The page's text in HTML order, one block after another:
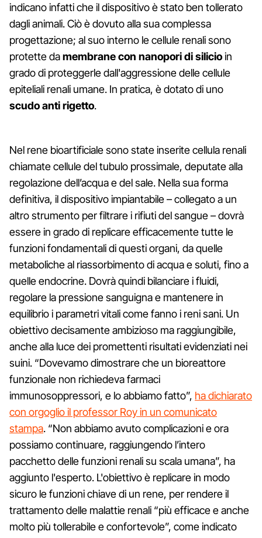
indicano infatti che il dispositivo è stato ben tollerato
dagli animali. Ciò è dovuto alla sua complessa
progettazione; al suo interno le cellule renali sono
protette damembrane con nanopori di silicioin
grado di proteggerle dall'aggressione delle cellule
epiteliali renali umane. In pratica, è dotato di uno
scudo anti rigetto.
Nel rene bioartificiale sono state inserite cellula renali
chiamate cellule del tubulo prossimale, deputate alla
regolazione dell’acqua e del sale. Nella sua forma
definitiva, il dispositivo impiantabile – collegato a un
altro strumento per filtrare i rifiuti del sangue – dovrà
essere in grado di replicare efficacemente tutte le
funzioni fondamentali di questi organi, da quelle
metaboliche al riassorbimento di acqua e soluti, fino a
quelle endocrine. Dovrà quindi bilanciare i fluidi,
regolare la pressione sanguigna e mantenere in
equilibrio i parametri vitali come fanno i reni sani. Un
obiettivo decisamente ambizioso ma raggiungibile,
anche alla luce dei promettenti risultati evidenziati nei
suini. “Dovevamo dimostrare che un bioreattore
funzionale non richiedeva farmaci
immunosoppressori, e lo abbiamo fatto”, ha dichiarato
con orgoglio il professor Roy in un comunicato
stampa. “Non abbiamo avuto complicazioni e ora
possiamo continuare, raggiungendo l’intero
pacchetto delle funzioni renali su scala umana”, ha
aggiunto l'esperto. L'obiettivo è replicare in modo
sicuro le funzioni chiave di un rene, per rendere il
trattamento delle malattie renali “più efficace e anche
molto più tollerabile e confortevole”, come indicato